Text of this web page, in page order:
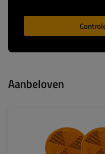
Aanbeloven
6 mm
E20 IA